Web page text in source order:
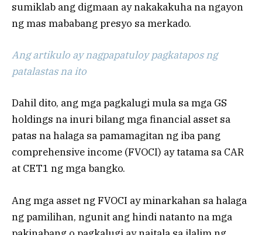
sumiklab ang digmaan ay nakakakuha na ngayon
ng mas mababang presyo sa merkado.
Ang artikulo ay nagpapatuloy pagkatapos ng
patalastas na ito
Dahil dito, ang mga pagkalugi mula sa mga GS
holdings na inuri bilang mga financial asset sa
patas na halaga sa pamamagitan ng iba pang
comprehensive income (FVOCI) ay tatama sa CAR
at CET1 ng mga bangko.
Ang mga asset ng FVOCI ay minarkahan sa halaga
ng pamilihan, ngunit ang hindi natanto na mga